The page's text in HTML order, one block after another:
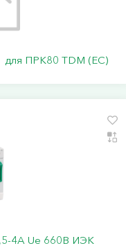
для ПРК80 TDM (ЕС)
4A Ue 660В ИЭК